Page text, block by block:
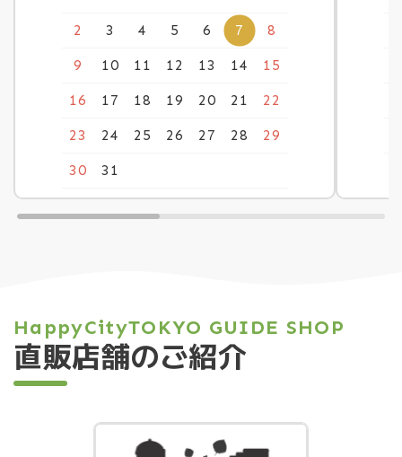
2 3 4 5 6 7 8
9 10 11 12 13 14 15
16 17 18 19 20 21 22
23 24 25 26 27 28 29
30 31
HappyCityTOKYO GUIDE SHOP
直販店舗のご紹介